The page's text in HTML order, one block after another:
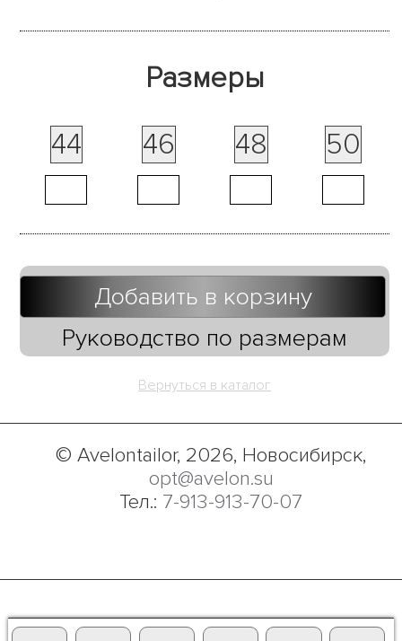
Размеры
44
46 48 50
Добавить в корзину
Руководство по размерам
Вернуться в каталог
© Avelontailor, 2026, Новосибирск,
opt@avelon.su
Тел.: 7-913-913-70-07